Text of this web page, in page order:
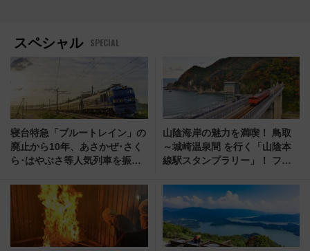
スペシャル SPECIAL
寝台特急「ブルートレイン」の
廃止から10年、あさかぜ･さく
ら･はやぶさ等人気列車を振り
を限定受注販売
山陰海岸の魅力を満喫！ 鳥取
～城崎温泉間 を行く「山陰本
線駅スタンプラリー」！ ファ